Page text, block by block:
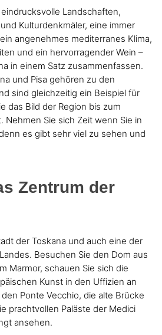
Landschaften,
Kulturdenkmäler, eine immer
angenehmes mediterranes Klima,
und ein hervorragender Wein –
in einem Satz zusammenfassen.
und Pisa gehören zu den
sind gleichzeitig ein Beispiel für
das Bild der Region bis zum
Nehmen Sie sich Zeit wenn Sie in
es gibt sehr viel zu sehen und
Zentrum der
der Toskana und auch eine der
Besuchen Sie den Dom aus
Marmor, schauen Sie sich die
Kunst in den Uffizien an
Ponte Vecchio, die alte Brücke
prachtvollen Paläste der Medici
ansehen.